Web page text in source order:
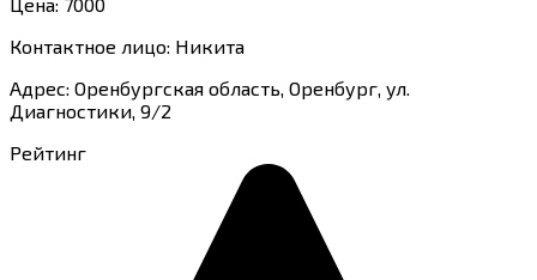
Контактное лицо: Никита
Адрес: Оренбургская область, Оренбург, ул.
Диагностики, 9/2
Рейтинг